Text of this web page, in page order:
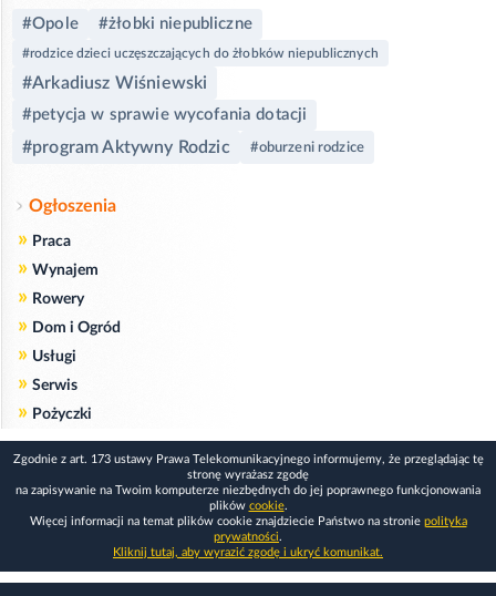
#Opole #żłobki niepubliczne
#rodzice dzieci uczęszczających do żłobków niepublicznych
#Arkadiusz Wiśniewski
#petycja w sprawie wycofania dotacji
#program Aktywny Rodzic #oburzeni rodzice
Ogłoszenia
» Praca
» Wynajem
» Rowery
» Dom i Ogród
» Usługi
» Serwis
» Pożyczki
Zgodnie z art. 173 ustawy Prawa Telekomunikacyjnego informujemy, że przeglądając tę
stronę wyrażasz zgodę
na zapisywanie na Twoim komputerze niezbędnych do jej poprawnego funkcjonowania
plików cookie.
Więcej informacji na temat plików cookie znajdziecie Państwo na stronie polityka
prywatności.
Kliknij tutaj, aby wyrazić zgodę i ukryć komunikat.